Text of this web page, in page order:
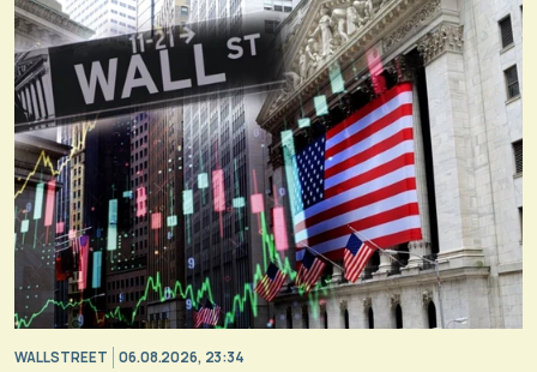
WALL STREET 06.08.2026, 23:34